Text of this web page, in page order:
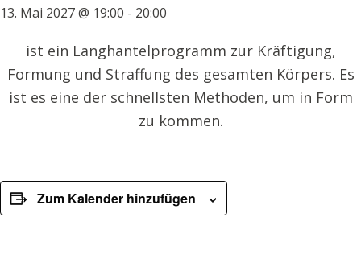
13. Mai 2027 @ 19:00 - 20:00
ist ein Langhantelprogramm zur Kräftigung,
Formung und Straffung des gesamten Körpers. Es
ist es eine der schnellsten Methoden, um in Form
zu kommen.
Zum Kalender hinzufügen